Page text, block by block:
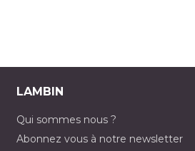
LAMBIN
Qui sommes nous ?
Abonnez vous à notre newsletter